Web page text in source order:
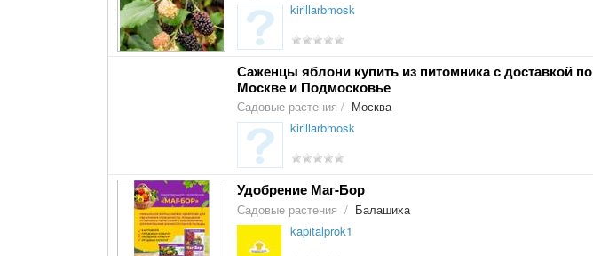
kirillarbmosk
Саженцы яблони купить из питомника с доставкой по
Москве и Подмосковье
Садовые растения / Москва
kirillarbmosk
Удобрение Маг-Бор
Садовые растения / Балашиха
kapitalprok1